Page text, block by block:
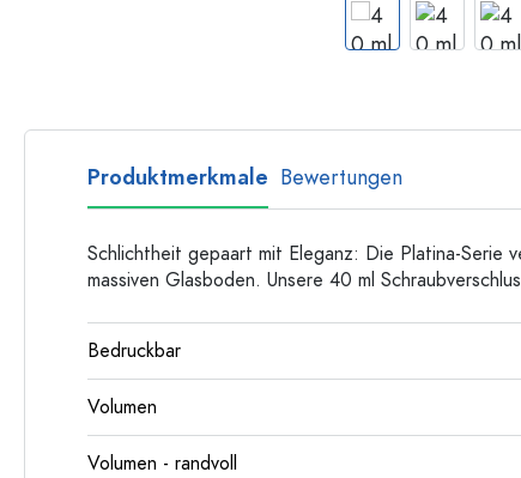
Langhalsflaschen
Mehrkantflaschen
Kunststoffflaschen
Produktmerkmale Bewertungen
Schlichtheit gepaart mit Eleganz: Die Platina-Serie
massiven Glasboden. Unsere 40 ml
Bedruckbar
Volumen
Volumen - randvoll